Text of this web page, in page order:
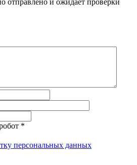
отправлено и ожидает проверки
*
персональных данных